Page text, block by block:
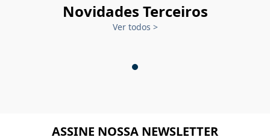
Novidades Terceiros
Ver todos >
ASSINE NOSSA NEWSLETTER